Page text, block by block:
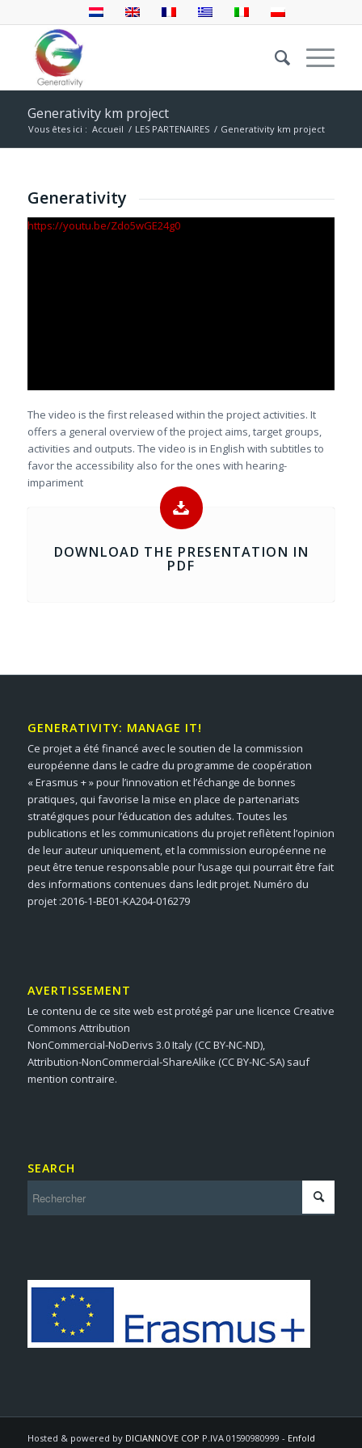
Generativity km project
Vous êtes ici : Accueil / LES PARTENAIRES / Generativity km project
Generativity
https://youtu.be/Zdo5wGE24g0
The video is the first released within the project activities. It
offers a general overview of the project aims, target groups,
activities and outputs. The video is in English with subtitles to
favor the accessibility also for the ones with hearing-
impariment
DOWNLOAD THE PRESENTATION IN
PDF
GENERATIVITY: MANAGE IT!
Ce projet a été financé avec le soutien de la commission
européenne dans le cadre du programme de coopération
« Erasmus + » pour l’innovation et l’échange de bonnes
pratiques, qui favorise la mise en place de partenariats
stratégiques pour l’éducation des adultes. Toutes les
publications et les communications du projet reflètent l’opinion
de leur auteur uniquement, et la commission européenne ne
peut être tenue responsable pour l’usage qui pourrait être fait
des informations contenues dans ledit projet. Numéro du
projet :2016-1-BE01-KA204-016279
AVERTISSEMENT
Le contenu de ce site web est protégé par une licence Creative
Commons Attribution
NonCommercial-NoDerivs 3.0 Italy (CC BY-NC-ND),
Attribution-NonCommercial-ShareAlike (CC BY-NC-SA) sauf
mention contraire.
SEARCH
Hosted & powered by DICIANNOVE COP P.IVA 01590980999 - Enfold